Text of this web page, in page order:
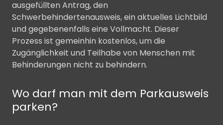
ausgefüllten Antrag, den
Schwerbehindertenausweis, ein aktuelles Lichtbild
und gegebenenfalls eine Vollmacht. Dieser
Prozess ist gemeinhin kostenlos, um die
Zugänglichkeit und Teilhabe von Menschen mit
Behinderungen nicht zu behindern.
Wo darf man mit dem Parkausweis
parken?